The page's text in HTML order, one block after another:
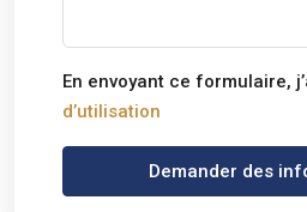
En envoyant ce formulaire,
d’utilisation
Demander des